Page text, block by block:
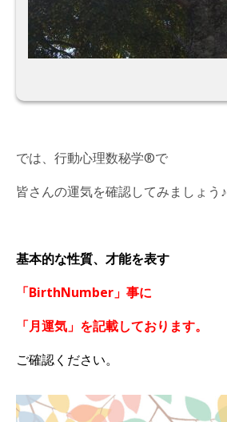
では、行動心理数秘学®️で
皆さんの運気を確認してみましょう♪
基本的な性質、才能を表す
「BirthNumber」事に
「月運気」を記載しております。
ご確認ください。